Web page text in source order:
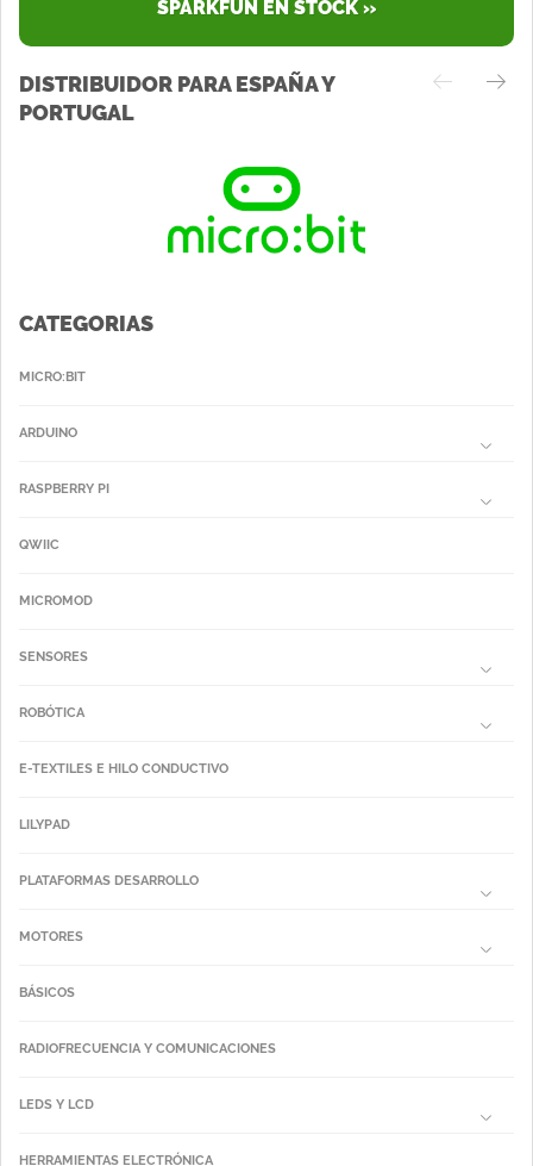
SPARKFUN EN STOCK »
DISTRIBUIDOR PARA ESPAÑA Y
PORTUGAL
CATEGORIAS
MICRO:BIT
ARDUINO
RASPBERRY PI
QWIIC
MICROMOD
SENSORES
ROBÓTICA
E-TEXTILES E HILO CONDUCTIVO
LILYPAD
PLATAFORMAS DESARROLLO
MOTORES
BÁSICOS
RADIOFRECUENCIA Y COMUNICACIONES
LEDS Y LCD
HERRAMIENTAS ELECTRÓNICA